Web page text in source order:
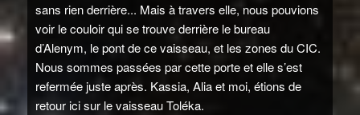
sans rien derrière... Mais à travers elle, nous pouvions
voir le couloir qui se trouve derrière le bureau
d’Alenym, le pont de ce vaisseau, et les zones du CIC.
Nous sommes passées par cette porte et elle s’est
refermée juste après. Kassia, Alia et moi, étions de
retour ici sur le vaisseau Toléka.